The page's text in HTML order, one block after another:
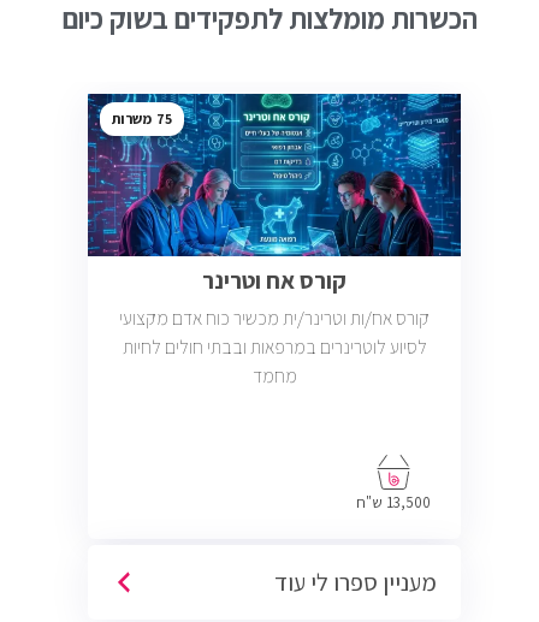
הכשרות מומלצות לתפקידים בשוק כיום
75
קורס אח וטרינר
קורס אח/ות וטרינר/ית מכשיר כוח אדם מקצועי
לסיוע לוטרינרים במרפאות ובבתי חולים לחיות
מחמד
13,500 ש"ח
מעניין ספרו לי עוד